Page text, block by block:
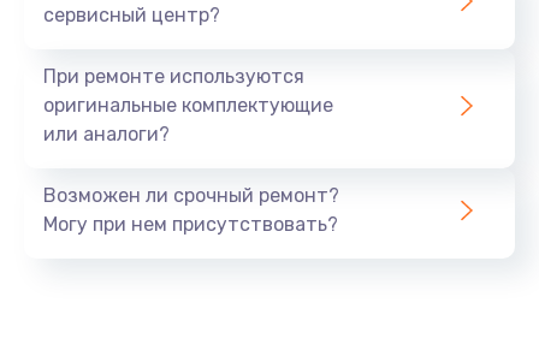
сервисный центр?
При ремонте используются
оригинальные комплектующие
или аналоги?
Возможен ли срочный ремонт?
Могу при нем присутствовать?